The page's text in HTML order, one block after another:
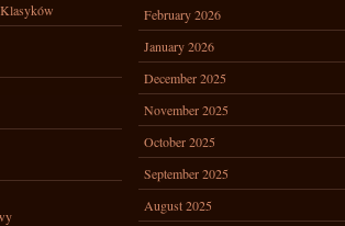
February 2026
January 2026
December 2025
November 2025
October 2025
September 2025
August 2025